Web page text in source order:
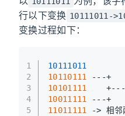
行以下变换 10111011-
变换过程如下：
1
2
3
4
5
10111011
10110111
---+
10101111
+---
10011111
---+
11011111
-> 相邻